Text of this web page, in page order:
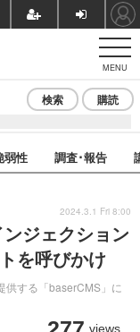
MENU
検索 購読
弱性 調査･報告
ジェクション
を呼びかけ
供する「baserCMS」に
views
2024.3.1 Fri 8:00